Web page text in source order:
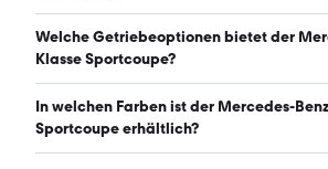
Der Mercedes-Benz C-Klasse
zwischen 122 und 204 PS. (Stand:
Welche Getriebeoptionen bietet der
Klasse Sportcoupe?
Der Mercedes-Benz C-Klasse
manuellem und automatischem
In welchen Farben ist der Mercedes-
Sportcoupe erhältlich?